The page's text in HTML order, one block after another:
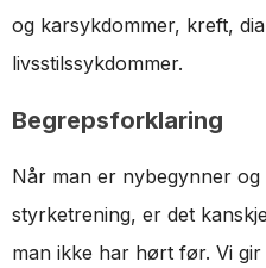
og karsykdommer, kreft,
livsstilssykdommer.
Begrepsforklaring
Når man er nybegynner
styrketrening, er det
man ikke har hørt før. Vi